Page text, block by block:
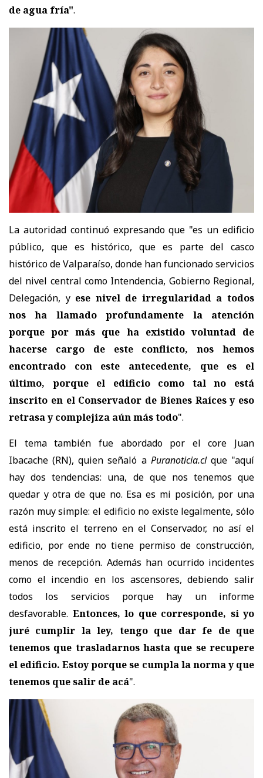
de agua fría".
La autoridad continuó expresando que "es un edificio
público, que es histórico, que es parte del casco
histórico de Valparaíso, donde han funcionado servicios
del nivel central como Intendencia, Gobierno Regional,
Delegación, y ese nivel de irregularidad a todos
nos ha llamado profundamente la atención
porque por más que ha existido voluntad de
hacerse cargo de este conflicto, nos hemos
encontrado con este antecedente, que es el
último, porque el edificio como tal no está
inscrito en el Conservador de Bienes Raíces y eso
retrasa y complejiza aún más todo".
El tema también fue abordado por el core Juan
Ibacache (RN), quien señaló a Puranoticia.cl que "aquí
hay dos tendencias: una, de que nos tenemos que
quedar y otra de que no. Esa es mi posición, por una
razón muy simple: el edificio no existe legalmente, sólo
está inscrito el terreno en el Conservador, no así el
edificio, por ende no tiene permiso de construcción,
menos de recepción. Además han ocurrido incidentes
como el incendio en los ascensores, debiendo salir
todos los servicios porque hay un informe
desfavorable. Entonces, lo que corresponde, si yo
juré cumplir la ley, tengo que dar fe de que
tenemos que trasladarnos hasta que se recupere
el edificio. Estoy porque se cumpla la norma y que
tenemos que salir de acá".